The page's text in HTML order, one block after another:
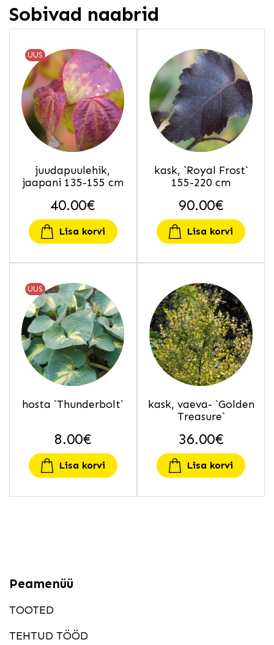
Sobivad naabrid
UUS
juudapuulehik,
jaapani 135-155 cm
40.00€
Lisa korvi
kask, `Royal Frost`
155-220 cm
90.00€
Lisa korvi
UUS
hosta `Thunderbolt`
8.00€
Lisa korvi
kask, vaeva- `Golden
Treasure`
36.00€
Lisa korvi
Peamenüü
TOOTED
TEHTUD TÖÖD